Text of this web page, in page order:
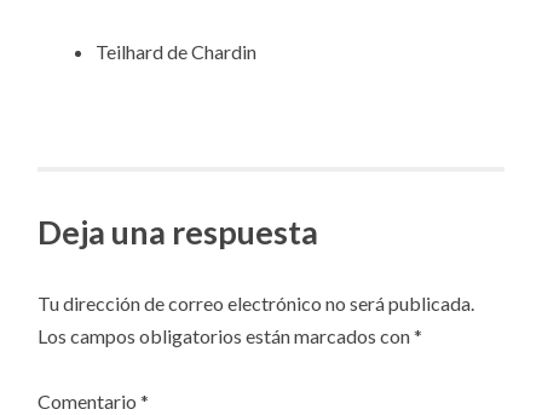
Teilhard de Chardin
Deja una respuesta
Tu dirección de correo electrónico no será publicada.
Los campos obligatorios están marcados con*
Comentario*